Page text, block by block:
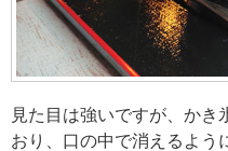
見た目は強いですが、かき
おり、口の中で消えるよう